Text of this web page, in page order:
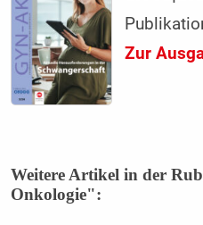
Zur
Weitere Artikel in der
Onkologie":